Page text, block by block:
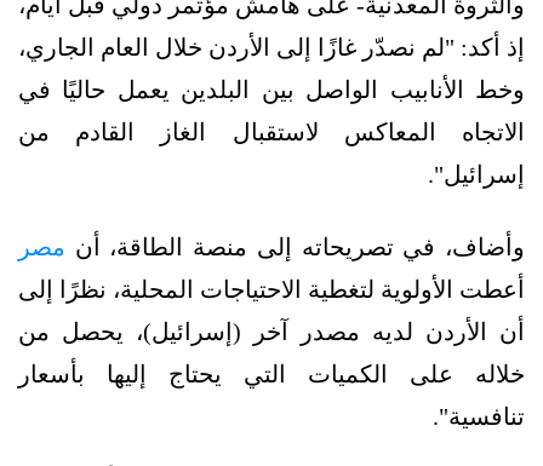
إذ أكد: "لم نصدّر غازًا إلى الأردن خلال العام الجاري،
وخط الأنابيب الواصل بين البلدين يعمل حاليًا في
الاتجاه المعاكس لاستقبال الغاز القادم من
إسرائيل".
وأضاف، في تصريحاته إلى منصة الطاقة، أن مصر
أعطت الأولوية لتغطية الاحتياجات المحلية، نظرًا إلى
أن الأردن لديه مصدر آخر (إسرائيل)، يحصل من
خلاله على الكميات التي يحتاج إليها بأسعار
تنافسية".